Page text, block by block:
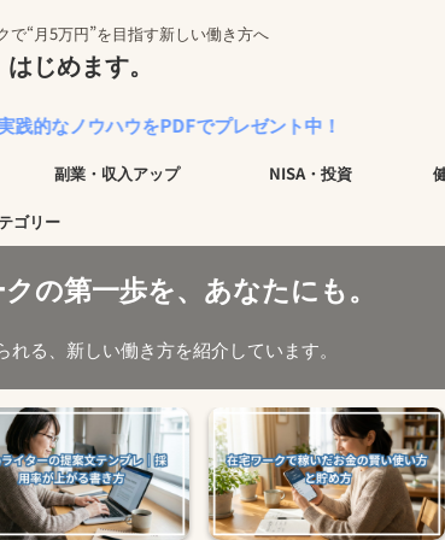
で“月5万円”を目指す新しい働き方へ
じめます。
をPDFでプレゼント中！
副業・収入アップ NISA・投資
ゴリー
の第一歩を、あなたにも。
る、新しい働き方を紹介しています。